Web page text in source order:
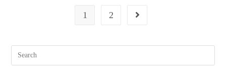
1 2